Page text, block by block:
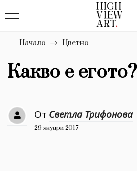
Бизнес
Мода
Dialogue
Красота
Начало Цветно
Какво е егото?
От Светла Трифонова
29 януари 2017